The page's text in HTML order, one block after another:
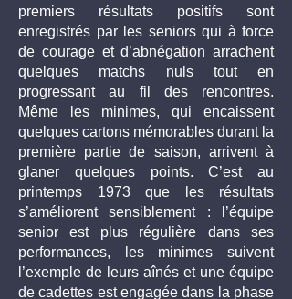
premiers résultats positifs sont
enregistrés par les seniors qui à force
de courage et d’abnégation arrachent
quelques matchs nuls tout en
progressant au fil des rencontres.
Même les minimes, qui encaissent
quelques cartons mémorables durant la
première partie de saison, arrivent à
glaner quelques points. C’est au
printemps 1973 que les résultats
s’améliorent sensiblement : l’équipe
senior est plus régulière dans ses
performances, les minimes suivent
l’exemple de leurs aînés et une équipe
de cadettes est engagée dans la phase